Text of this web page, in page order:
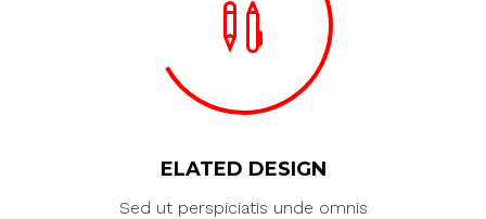
ELATED DESIGN
Sed ut perspiciatis unde omnis